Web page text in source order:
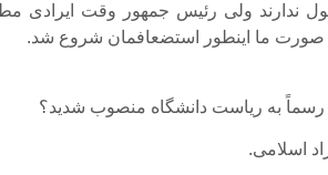
ندارند ولی رئیس جمهور وقت ایرادی
صورت ما اینطور استضعافمان شروع شد.
به ریاست دانشگاه منصوب شدید؟